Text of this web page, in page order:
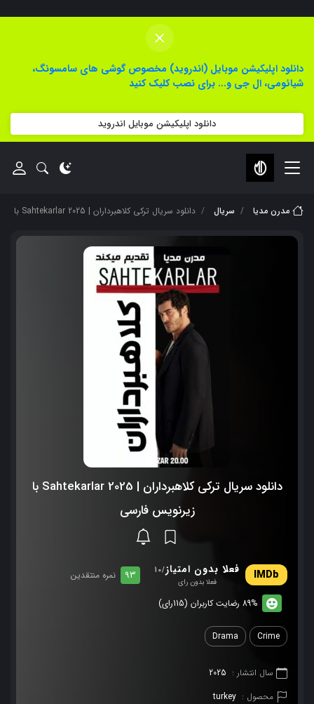
×
دانلود اپلیکیشن موبایل (اندروید) مخصوص گوشی های سامسونگ،
شیائومی، ال جی و... برای نصب کلیک کنید
دانلود اپلیکیشن موبایل اندروید
مدرن مدیا سریال دانلود سریال ترکی کلاهبرداران | Sahtekarlar 2025 با زیرنویس فارسی
دانلود سریال ترکی کلاهبرداران | Sahtekarlar 2025 با
زیرنویس فارسی
فعلا بدون امتیاز/10
فعلا بدون رای
93 نمره منتقدین
89% رضایت کاربران (115رای)
Crime
Drama
سال انتشار : 2025
محصول : turkey